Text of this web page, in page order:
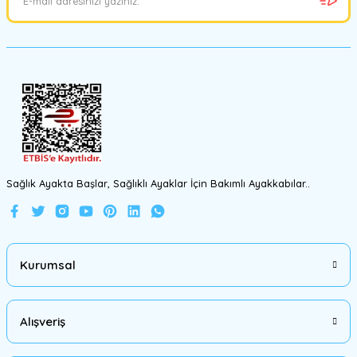
Ürün bilgilerinde hatalar bulunuyor.
Sağlık Ayakta Başlar, Sağlıklı Ayaklar İçin Bakımlı Ayakkabılar..
Kurumsal
Alışveriş